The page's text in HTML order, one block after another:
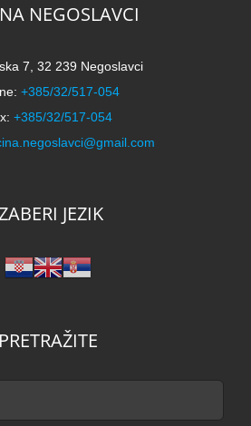
NEGOSLAVCI
7, 32 239 Negoslavci
+385/32/517-054
+385/32/517-054
JEZIK
PRETRAŽITE